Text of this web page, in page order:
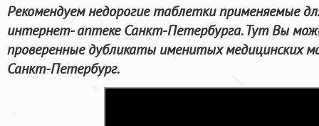
Рекомендуем недорогие таблетки применяемые
интернет- аптеке Санкт-Петербурга. Тут Вы
проверенные дубликаты именитых медицинских
Санкт-Петербург.